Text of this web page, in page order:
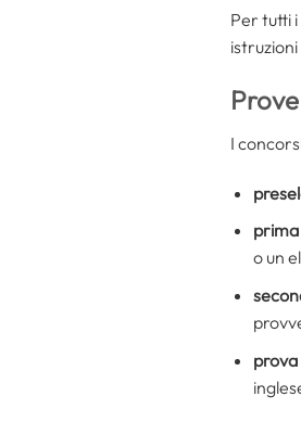
Per tutti
I
o un